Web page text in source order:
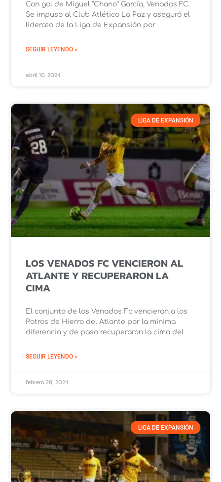
Con gol de Miguel “Chano” García, Venados F.C.
Se impuso al Club Atlético La Paz y aseguró el
liderato de la Liga de Expansión por
SEGUIR LEYENDO »
abril 10, 2024
LIGA DE EXPANSIÓN
LOS VENADOS FC VENCIERON AL
ATLANTE Y RECUPERARON LA
CIMA
El conjunto de los Venados Fc vencieron a los
Potros de Hierro del Atlante por la mínima
diferencia y de paso recuperaron la cima del
SEGUIR LEYENDO »
febrero 28, 2024
LIGA DE EXPANSIÓN